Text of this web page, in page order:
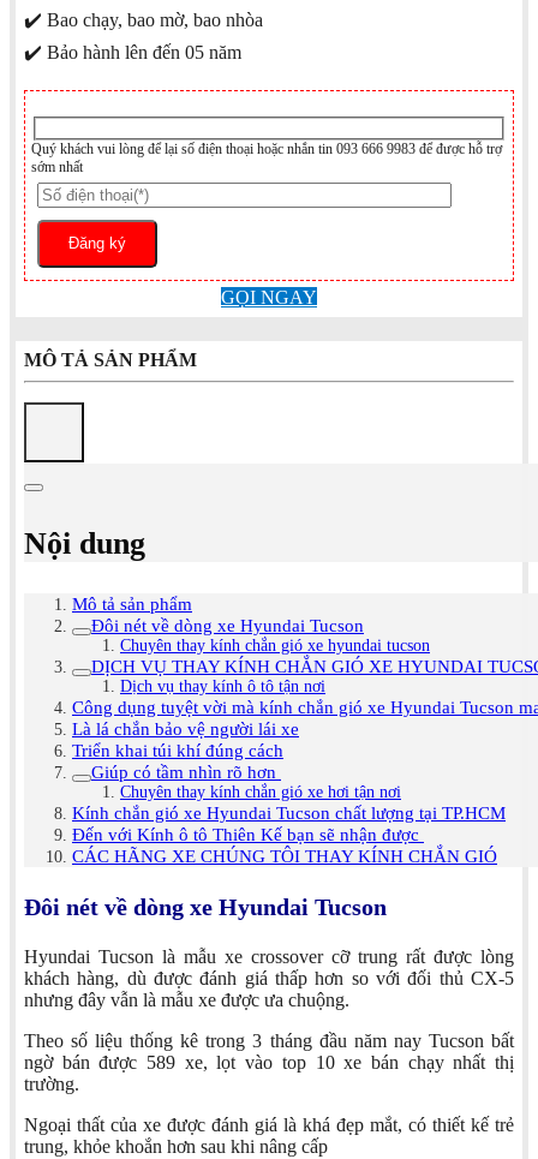
✔️ Bao chạy, bao mờ, bao nhòa
✔️ Bảo hành lên đến 05 năm
Quý khách vui lòng để lại số điện thoại hoặc nhắn tin 093 666 9983 để được hỗ trợ
sớm nhất
GỌI NGAY
MÔ TẢ SẢN PHẨM
Nội dung
Mô tả sản phẩm
Đôi nét về dòng xe Hyundai Tucson
Chuyên thay kính chắn gió xe hyundai tucson
DỊCH VỤ THAY KÍNH CHẮN GIÓ XE HYUNDAI
Dịch vụ thay kính ô tô tận nơi
Công dụng tuyệt vời mà kính chắn gió xe Hyundai Tucson
Là lá chắn bảo vệ người lái xe
Triển khai túi khí đúng cách
Giúp có tầm nhìn rõ hơn
Chuyên thay kính chắn gió xe hơi tận nơi
Kính chắn gió xe Hyundai Tucson chất lượng tại TP.HCM
Đến với Kính ô tô Thiên Kế bạn sẽ nhận được
CÁC HÃNG XE CHÚNG TÔI THAY KÍNH CHẮN GIÓ
Đôi nét về dòng xe Hyundai Tucson
Hyundai Tucson là mẫu xe crossover cỡ trung rất được lòng
khách hàng, dù được đánh giá thấp hơn so với đối thủ CX-5
nhưng đây vẫn là mẫu xe được ưa chuộng.
Theo số liệu thống kê trong 3 tháng đầu năm nay Tucson bất
ngờ bán được 589 xe, lọt vào top 10 xe bán chạy nhất thị
trường.
Ngoại thất của xe được đánh giá là khá đẹp mắt, có thiết kế trẻ
trung, khỏe khoắn hơn sau khi nâng cấp